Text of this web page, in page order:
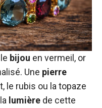
bijou en vermeil, or
Une pierre
le rubis ou la topaze
lumière de cette